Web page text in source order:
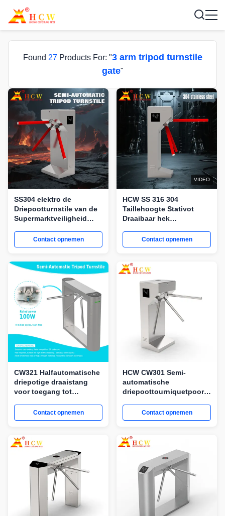
Found 27Products For: "3 arm tripod turnstile
gate"
SS304 elektro de
Driepootturnstile van de
Supermarktveiligheid
Contact opnemen
VIDEO
HCW SS 316 304
Taillehoogte Stativot
Draaibaar hek
Contact opnemen
CW321 Halfautomatische
driepotige draaistang
voor toegang tot
bouwterreinen
Contact opnemen
HCW CW301 Semi-
automatische
driepoottourniquetpoort
voor voetgangers
Contact opnemen